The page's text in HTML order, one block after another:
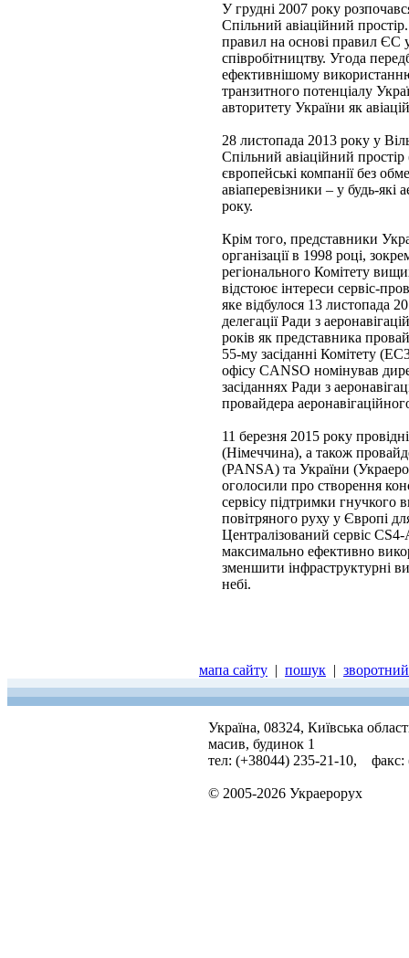
У грудні 2007 року
Спільний авіаційний
правил на основі правил ЄС
співробітництву. Угода
ефективнішому
транзитного потенціалу
авторитету України як
28 листопада 2013 року у
Спільний авіаційний
європейські компанії без
авіаперевізники – у будь-
року.
Крім того, представники
організації в 1998 році,
регіонального Комітету
відстоює інтереси сервіс-
яке відбулося 13 листопада
делегації Ради з
років як представника
55-му засіданні Комітету
офісу CANSO номінував
засіданнях Ради з
провайдера
11 березня 2015 року
(Німеччина), а також
(PANSA) та України
оголосили про створення
сервісу підтримки гнучкого
повітряного руху у Європі
Централізований сервіс
максимально ефективно
зменшити інфраструктурні
небі.
мапа сайту | пошук |
Україна, 08324, Київська
масив, будинок 1
тел: (+38044) 235-21-10, факс:
© 2005-2026 Украерорух